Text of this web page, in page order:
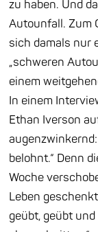
zu haben. Und
Autounfall. Zum
sich damals nur
„schweren
einem
In einem
Ethan Iverson
belohnt.“ Denn
Woche
Leben
geübt, geübt